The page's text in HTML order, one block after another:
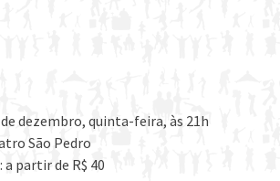
de dezembro, quinta-feira, às 21h
São Pedro
: a partir de R$ 40